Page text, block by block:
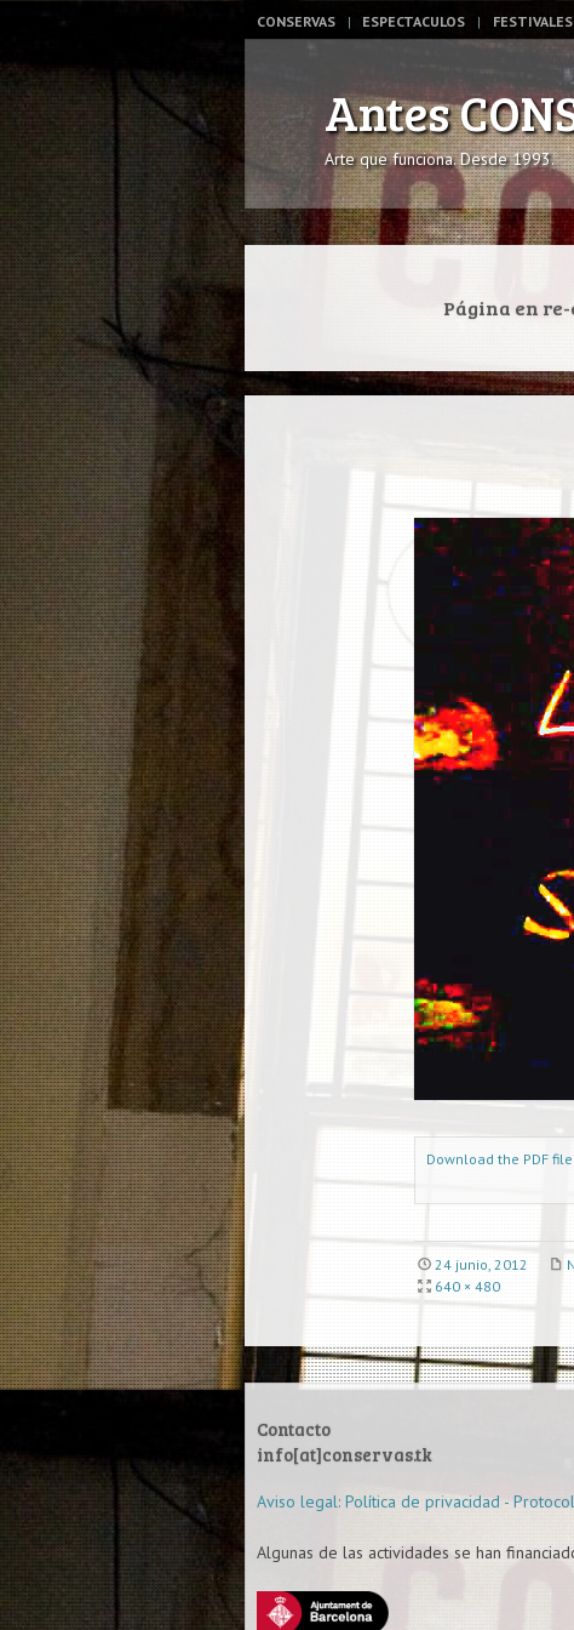
Navegación
IR AL CONTENIDO
CONSERVAS ESPECTACULOS FESTIVALES
Antes
Arte que funciona. Desde 1993.
Página en
Download the PDF file
24 junio, 2012
640 × 480
Contacto
info[at]conservas.tk
Aviso legal: Política de privacidad -
Algunas de las actividades se han